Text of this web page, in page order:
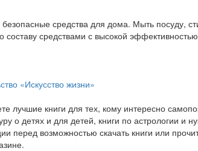
средства для дома. Мыть посуду,
составу средствами с высокой
«Искусство жизни»
лучшие книги для тех, кому интересно
о детях и для детей, книги по астрологии
перед возможностью скачать книги или